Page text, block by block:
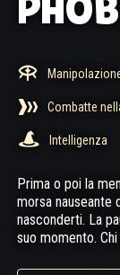
Combatte
Intelligenza
Prima o poi la
morsa nauseante
nasconderti. La
suo momento.